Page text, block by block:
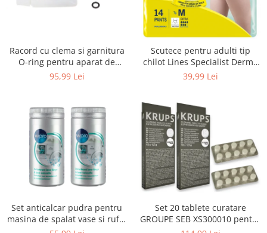
Laptop, Tablete & Telefoane
Telefoane Mobile & accesorii
Wearable & Gadgeturi
Accesorii si piese masini spalat
rufe si uscatoare
Accesorii si piese masini spalat
Aparate Frigorifice
Aparate Racire Aer
Aragaze si cuptoare cu microunde
Climatizare & sisteme de incalzire
Electrocasnice pentru Bucatarie
Racord cu clema si garnitura
O-ring pentru aparat de
spalat cu presiune, KARCHER
95,99 Lei
Scutece pentru adulti tip
chilot Lines Specialist Derma
Protection Extra, 7 picaturi,
39,99 Lei
Set anticalcar pudra pentru
masina de spalat vase si rufe,
WPRO 484000008416, 2 x 250g
Set 20 tablete curatare
GROUPE SEB XS300010 pentru
espressoare Krups (2x10